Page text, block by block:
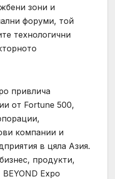
зони и
форуми, той
технологични
привлича
от Fortune 500,
компании и
в цяла Азия.
продукти,
Expo